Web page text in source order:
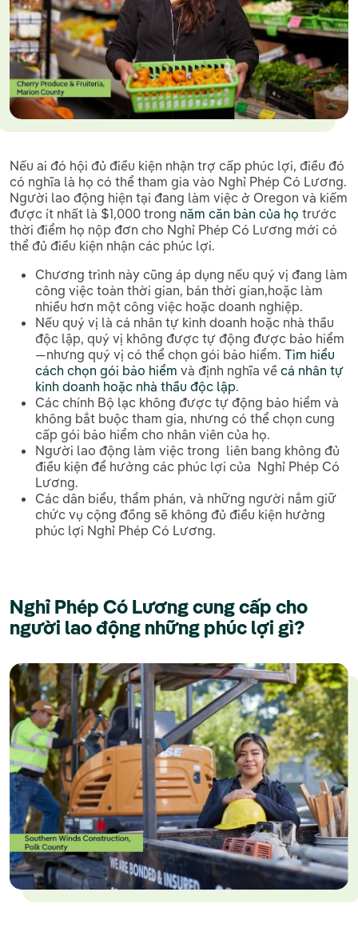
Nếu ai đó hội đủ điều kiện nhận trợ cấp phúc lợi, điều đó
có nghĩa là họ có thể tham gia vào Nghỉ Phép Có Lương.
Người lao động hiện tại đang làm việc ở Oregon và kiếm
được ít nhất là $1,000 trong năm căn bản của họ trước
thời điểm họ nộp đơn cho Nghỉ Phép Có Lương mới có
thể đủ điều kiện nhận các phúc lợi.
Chương trình này cũng áp dụng nếu quý vị đang làm
công việc toàn thời gian, bán thời gian,hoặc làm
nhiều hơn một công việc hoặc doanh nghiệp.
Nếu quý vị là cá nhân tự kinh doanh hoặc nhà thầu
độc lập, quý vị không được tự động được bảo hiểm
—nhưng quý vị có thể chọn gói bảo hiểm. Tìm hiểu
cách chọn gói bảo hiểm và định nghĩa về cá nhân tự
kinh doanh hoặc nhà thầu độc lập.
Các chính Bộ lạc không được tự động bảo hiểm và
không bắt buộc tham gia, nhưng có thể chọn cung
cấp gói bảo hiểm cho nhân viên của họ.
Người lao động làm việc trong liên bang không đủ
điều kiện để hưởng các phúc lợi của Nghỉ Phép Có
Lương.
Các dân biểu, thẩm phán, và những người nắm giữ
chức vụ cộng đồng sẽ không đủ điều kiện hưởng
phúc lợi Nghỉ Phép Có Lương.
Nghỉ Phép Có Lương cung cấp cho
người lao động những phúc lợi gì?